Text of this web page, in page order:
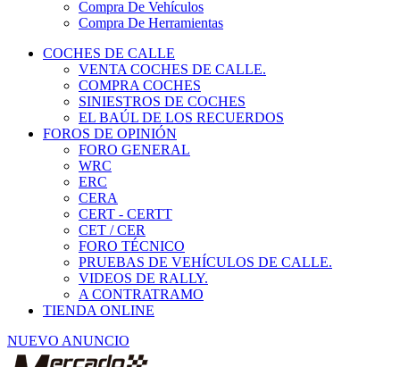
Compra De Vehículos
Compra De Herramientas
COCHES DE CALLE
VENTA COCHES DE CALLE.
COMPRA COCHES
SINIESTROS DE COCHES
EL BAÚL DE LOS RECUERDOS
FOROS DE OPINIÓN
FORO GENERAL
WRC
ERC
CERA
CERT - CERTT
CET / CER
FORO TÉCNICO
PRUEBAS DE VEHÍCULOS DE CALLE.
VIDEOS DE RALLY.
A CONTRATRAMO
TIENDA ONLINE
NUEVO ANUNCIO